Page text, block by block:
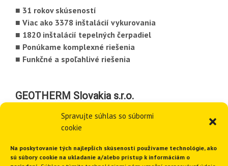
Spravujte súhlas so súbormi
cookie
Na poskytovanie tých najlepších skúseností používame technológie, ako
sú súbory cookie na ukladanie a/alebo prístup k informáciám o
■ 31 rokov skúseností
■ Viac ako 3378 inštalácií vykurovania
■ 1820 inštalácií tepelných čerpadiel
■ Ponúkame komplexné riešenia
■ Funkčné a spoľahlivé riešenia
GEOTHERM Slovakia s.r.o.